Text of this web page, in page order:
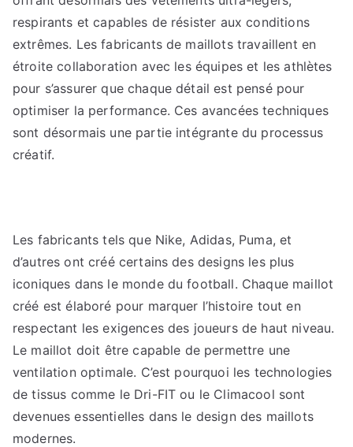
respirants et capables de résister aux conditions
extrêmes. Les fabricants de maillots travaillent en
étroite collaboration avec les équipes et les athlètes
pour s’assurer que chaque détail est pensé pour
optimiser la performance. Ces avancées techniques
sont désormais une partie intégrante du processus
créatif.
Les fabricants tels que Nike, Adidas, Puma, et
d’autres ont créé certains des designs les plus
iconiques dans le monde du football. Chaque maillot
créé est élaboré pour marquer l’histoire tout en
respectant les exigences des joueurs de haut niveau.
Le maillot doit être capable de permettre une
ventilation optimale. C’est pourquoi les technologies
de tissus comme le Dri-FIT ou le Climacool sont
devenues essentielles dans le design des maillots
modernes.